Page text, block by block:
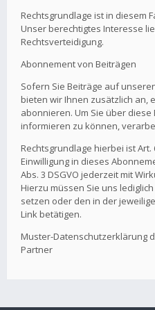
Rechtsgrundlage ist in diesem
Unser berechtigtes Interesse
Rechtsverteidigung.
Abonnement von Beiträgen
Sofern Sie Beiträge auf
bieten wir Ihnen zusätzlich an,
abonnieren. Um Sie über diese
informieren zu können,
Rechtsgrundlage hierbei ist Art.
Einwilligung in dieses
Abs. 3 DSGVO jederzeit mit
Hierzu müssen Sie uns
setzen oder den in der
Link betätigen.
Muster-Datenschutzerklärung
Partner